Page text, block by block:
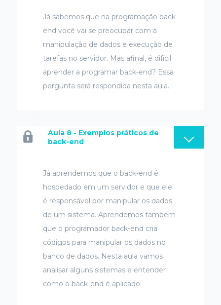
Já sabemos que na programação back-
end você vai se preocupar com a
manipulação de dados e execução de
tarefas no servidor. Mas afinal, é difícil
aprender a programar back-end? Essa
pergunta será respondida nesta aula.
Aula 8 - Exemplos práticos de
back-end
Já aprendemos que o back-end é
hospedado em um servidor e que ele
é responsável por manipular os dados
de um sistema. Aprendemos também
que o programador back-end cria
códigos para manipular os dados no
banco de dados. Nesta aula vamos
analisar alguns sistemas e entender
como o back-end é aplicado.